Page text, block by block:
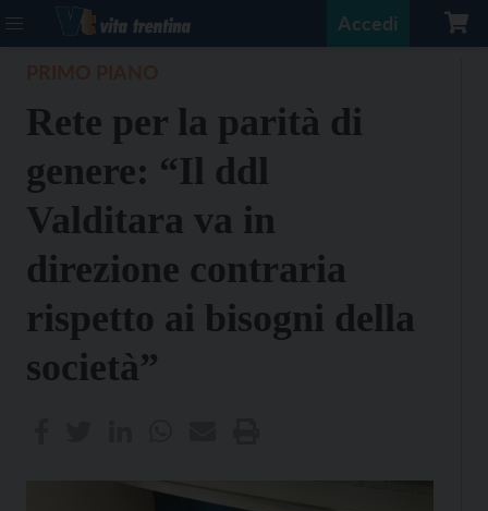
Accedi
Rete per la parità di
genere: “Il ddl
Valditara va in
direzione contraria
rispetto ai bisogni della
società”